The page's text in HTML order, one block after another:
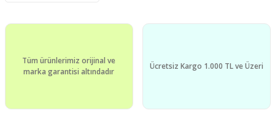
Ürün açıklamasında eksik bilgiler bulunuyor.
Ürün fiyatı diğer sitelerden daha pahalı.
Tüm ürünlerimiz orijinal ve
marka garantisi altındadır
Ücretsiz Kargo 1.000 TL ve Üzeri